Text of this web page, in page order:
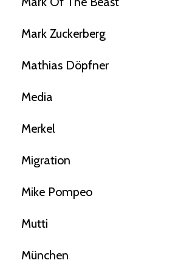
Mark Zuckerberg
Mathias Döpfner
Media
Merkel
Migration
Mike Pompeo
Mutti
München